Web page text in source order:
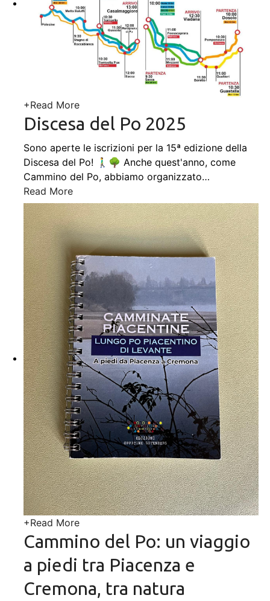
+Read More
Discesa del Po 2025
Sono aperte le iscrizioni per la 15ª edizione della
Discesa del Po! 🚶‍♂️🌳 Anche quest'anno, come
Cammino del Po, abbiamo organizzato…
Read More
+Read More
Cammino del Po: un viaggio
a piedi tra Piacenza e
Cremona, tra natura